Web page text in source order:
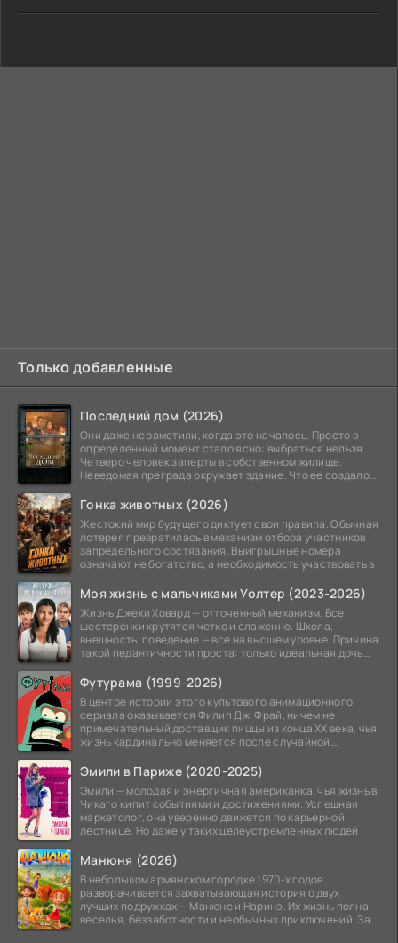
Только добавленные
Последний дом (2026)
Они даже не заметили, когда это началось. Просто в
определенный момент стало ясно: выбраться нельзя.
Четверо человек заперты в собственном жилище.
Неведомая преграда окружает здание. Что ее создало
Гонка животных (2026)
Жестокий мир будущего диктует свои правила. Обычная
лотерея превратилась в механизм отбора участников
запредельного состязания. Выигрышные номера
означают не богатство, а необходимость участвовать в
Моя жизнь с мальчиками Уолтер (2023-2026)
Жизнь Джеки Ховард — отточенный механизм. Все
шестеренки крутятся четко и слаженно. Школа,
внешность, поведение — все на высшем уровне. Причина
такой педантичности проста: только идеальная дочь
Футурама (1999-2026)
В центре истории этого культового анимационного
сериала оказывается Филип Дж. Фрай, ничем не
примечательный доставщик пиццы из конца XX века, чья
жизнь кардинально меняется после случайной
Эмили в Париже (2020-2025)
Эмили — молодая и энергичная американка, чья жизнь в
Чикаго кипит событиями и достижениями. Успешная
маркетолог, она уверенно движется по карьерной
лестнице. Но даже у таких целеустремленных людей
Манюня (2026)
В небольшом армянском городке 1970-х годов
разворачивается захватывающая история о двух
лучших подружках — Манюне и Наринэ. Их жизнь полна
веселья, беззаботности и необычных приключений. За